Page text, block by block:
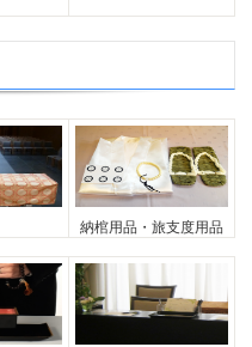
納棺用品・旅支度用品